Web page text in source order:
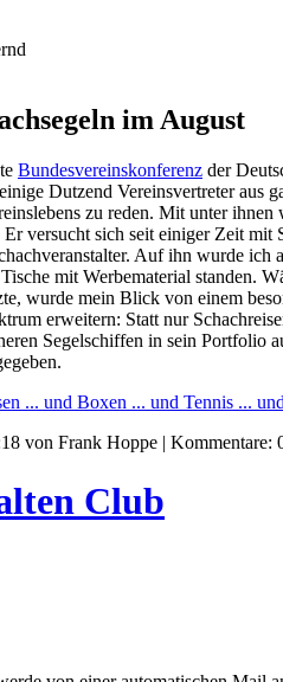
im August
Bundesvereinskonferenz der
Dutzend Vereinsvertreter aus
zu reden. Mit unter ihnen
versucht sich seit einiger Zeit mit
Auf ihn wurde
mit Werbematerial standen.
wurde mein Blick von einem
erweitern: Statt nur
Segelschiffen in sein Portfolio
... und Boxen ... und Tennis ...
von Frank Hoppe | Kommentare:
Club